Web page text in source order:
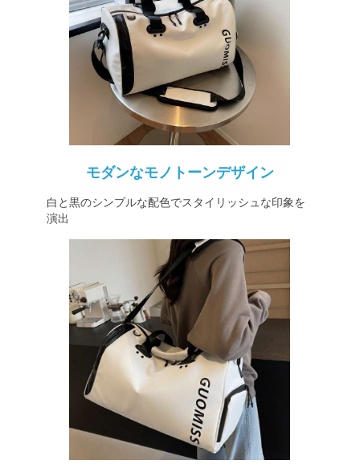
モダンなモノトーンデザイン
白と黒のシンプルな配色でスタイリッシュな印象を
演出